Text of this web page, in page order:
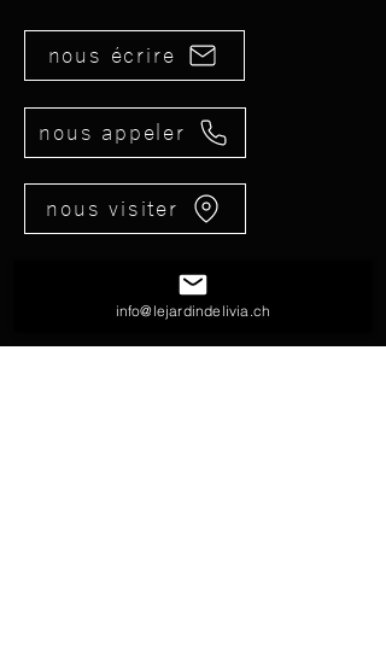
nous écrire
nous appeler
nous visiter
info@lejardindelivia.ch